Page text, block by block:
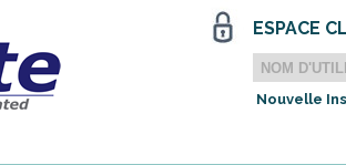
ESPACE
Nouvelle